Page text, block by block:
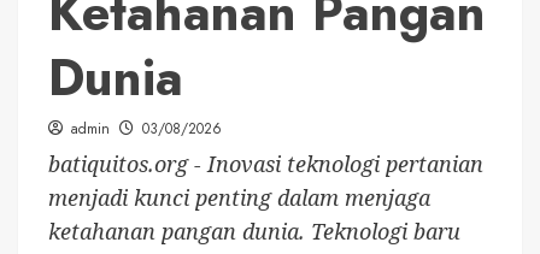
Dunia
admin 03/08/2026
batiquitos.org - Inovasi teknologi pertanian
menjadi kunci penting dalam menjaga
ketahanan pangan dunia. Teknologi baru